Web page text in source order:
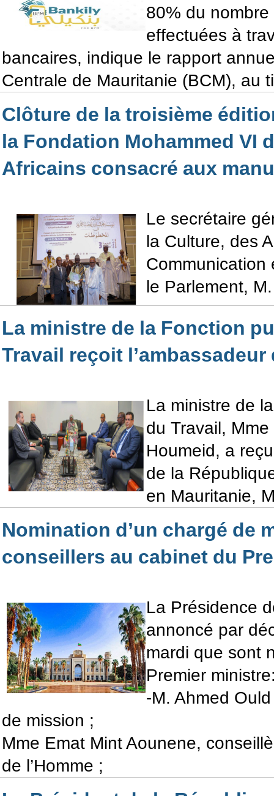
80% du
effectuées à
bancaires, indique le rapport
Centrale de Mauritanie (BCM), au
Clôture de la troisième
la Fondation Mohammed VI
Africains consacré aux
Le secrétaire
la Culture, des
Communication
le Parlement, M.
La ministre de la Fonction
Travail reçoit l’ambassadeur
La ministre de
du Travail,
Houmeid, a
de la
en Mauritanie,
Nomination d’un chargé de
conseillers au cabinet du
La Présidence
annoncé par
mardi que sont
Premier
-M. Ahmed
de mission ;
Mme Emat Mint Aounene,
de l’Homme ;